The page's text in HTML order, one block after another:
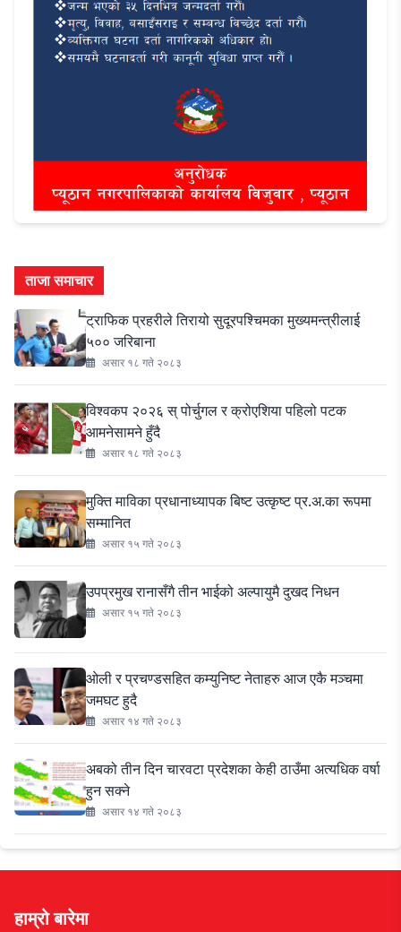
ताजा समाचार
ट्राफिक प्रहरीले तिरायो सुदूरपश्चिमका मुख्यमन्त्रीलाई
५०० जरिबाना
असार १८ गते २०८३
विश्वकप २०२६ स् पोर्चुगल र क्रोएशिया पहिलो पटक
आमनेसामने हुँदै
असार १८ गते २०८३
मुक्ति माविका प्रधानाध्यापक बिष्ट उत्कृष्ट प्र.अ.का रूपमा
सम्मानित
असार १५ गते २०८३
उपप्रमुख रानासँगै तीन भाईको अल्पायुमै दुखद निधन
असार १५ गते २०८३
ओली र प्रचण्डसहित कम्युनिष्ट नेताहरु आज एकै मञ्चमा
जमघट हुदै
असार १४ गते २०८३
अबको तीन दिन चारवटा प्रदेशका केही ठाउँमा अत्यधिक वर्षा
हुन सक्ने
असार १४ गते २०८३
हाम्रो बारेमा